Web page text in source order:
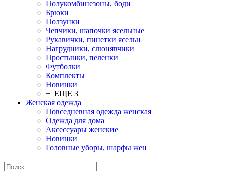
Полукомбинезоны, боди
Брюки
Ползунки
Чепчики, шапочки ясельные
Рукавички, пинетки ясельн
Нагрудники, слюнявчики
Простынки, пеленки
Футболки
Комплекты
Новинки
+ ЕЩЕ 3
Женская одежда
Повседневная одежда женская
Одежда для дома
Аксессуары женские
Новинки
Головные уборы, шарфы жен